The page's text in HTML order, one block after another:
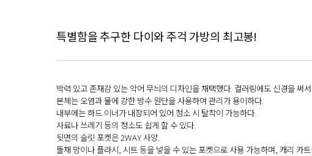
특별함을 추구한 다이와 주걱 가방의 최고봉!
박력 있고 존재감 있는 악어 무늬의 디자인을 채택했다. 컬러링에도 신경을 써
본체는 오염과 물에 강한 방수 원단을 사용하여 관리가 용이하다.
내부에는 하드 이너가 내장되어 있어 청소 시 탈착이 가능하다.
사료나 쓰레기 등의 청소도 쉽게 할 수 있다.
뒷면의 슬릿 포켓은 2WAY 사양.
뜰채 망이나 플라시, 시트 등을 넣을 수 있는 포켓으로 사용 가능하며, 캐리 카